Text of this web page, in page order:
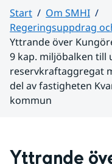
Start
Om SMHI
Regeringsuppdrag
Yttrande över
9 kap. miljöbalken
reservkraftaggregat
del av fastigheten
kommun
Yttrande